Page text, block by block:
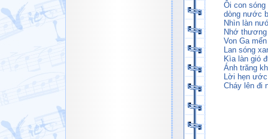
Ôi con
dòng nước
Nhìn làn
Nhớ
Von Ga
Lan sóng
Kìa làn gió
Ánh trăng
Lời hẹn
Cháy lên đi